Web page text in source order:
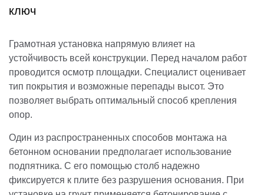
ключ
Грамотная установка напрямую влияет на
устойчивость всей конструкции. Перед началом работ
проводится осмотр площадки. Специалист оценивает
тип покрытия и возможные перепады высот. Это
позволяет выбрать оптимальный способ крепления
опор.
Один из распространенных способов монтажа на
бетонном основании предполагает использование
подпятника. С его помощью столб надежно
фиксируется к плите без разрушения основания. При